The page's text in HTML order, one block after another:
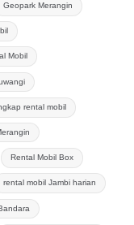
Geopark Merangin
Mobil
rental mobil
Rental Mobil Box
rental mobil Jambi harian